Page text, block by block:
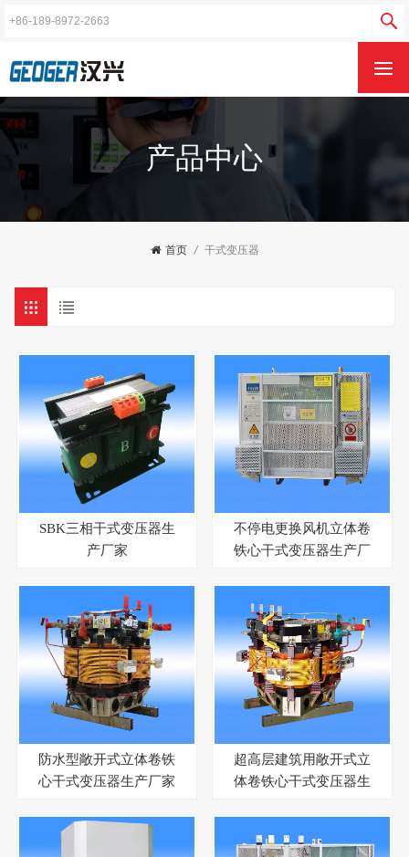
产品中心
首页 / 干式变压器
SBK三相干式变压器生
产厂家
不停电更换风机立体卷
铁心干式变压器生产厂
防水型敞开式立体卷铁
心干式变压器生产厂家
超高层建筑用敞开式立
体卷铁心干式变压器生